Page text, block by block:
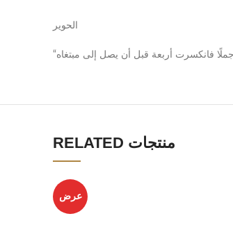
الحوير
RELATED منتجات
عرض